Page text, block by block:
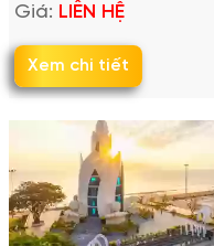
Giá: LIÊN HỆ
Xem chi tiết